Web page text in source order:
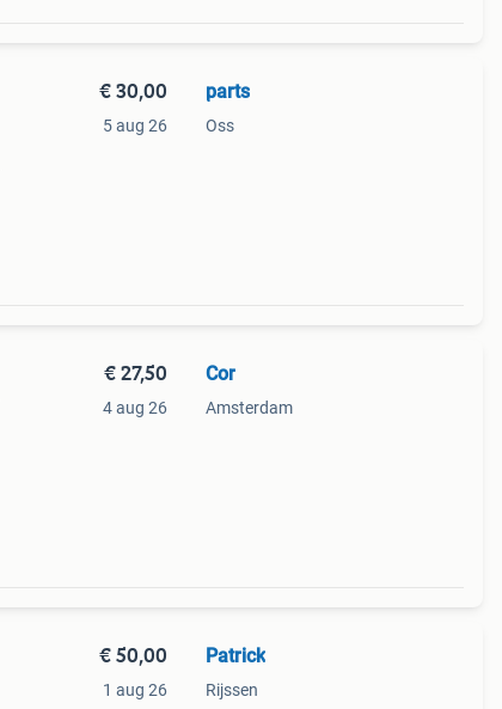
€ 30,00
5 aug 26
parts
Oss
€ 27,50
4 aug 26
Cor
Amsterdam
€ 50,00
1 aug 26
Patrick
Rijssen